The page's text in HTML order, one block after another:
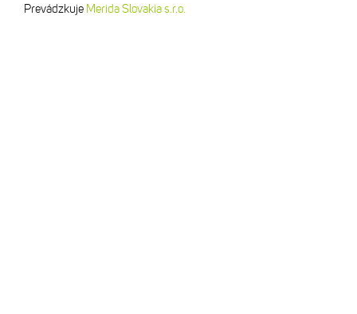
Prevádzkuje Merida Slovakia s.r.o.